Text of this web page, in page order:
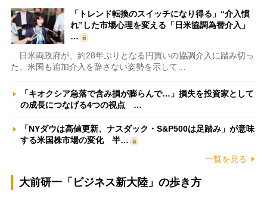
「トレンド転換のスイッチになり得る」“介入慣
れ”した市場心理を変える「日米協調為替介入」
…
日米両政府が、約28年ぶりとなる円買いの協調介入に踏み切っ
た。米国も追加介入を辞さない姿勢を示して…
「キオクシア急落で含み損が膨らんで…」損失を投資家として
の成長につなげる4つの視点 …
「NYダウは高値更新、ナスダック・S&P500は足踏み」が意味
する米国株市場の変化 半…
一覧を見る
大前研一「ビジネス新大陸」の歩き方